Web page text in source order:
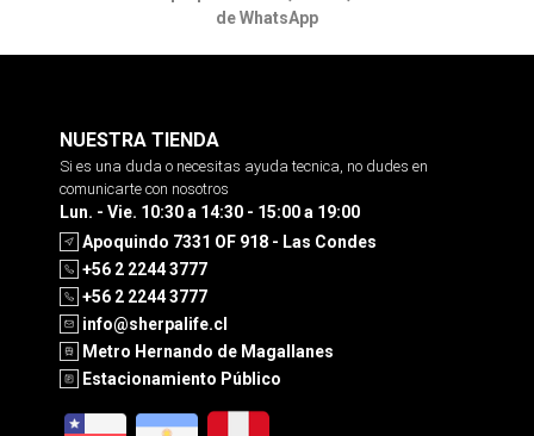
de WhatsApp
NUESTRA TIENDA
Si es una duda o necesitas ayuda tecnica, no dudes en
comunicarte con nosotros
Lun. - Vie. 10:30 a 14:30 - 15:00 a 19:00
Apoquindo 7331 OF 918 - Las Condes
+56 2 2244 3777
+56 2 2244 3777
info@sherpalife.cl
Metro Hernando de Magallanes
Estacionamiento Público